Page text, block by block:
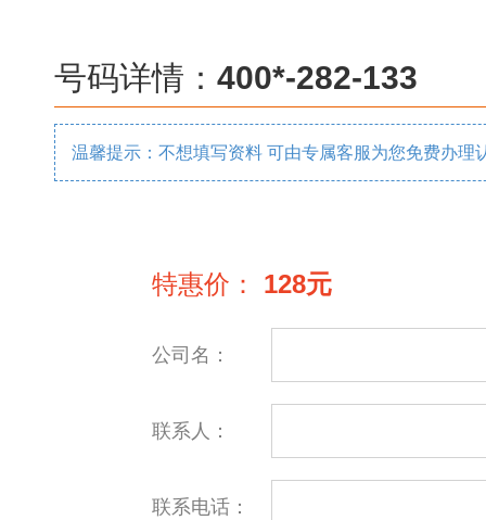
号码详情： 400*-282-133
温馨提示：不想填写资料 可由专属客服为您免费办理
特惠价： 128元
公司名：
联系人：
联系电话：